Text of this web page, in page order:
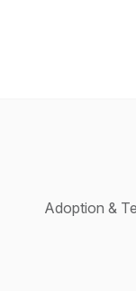
Adoption &